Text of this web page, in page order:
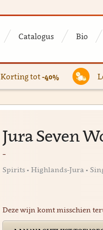
Catalogus Bio
Korting tot-40%
Jura Seven
-
Spirits • Highlands-Jura •
Deze wijn komt misschien